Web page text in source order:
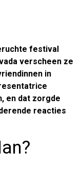
festival
verscheen ze
in
en dat zorgde
reacties